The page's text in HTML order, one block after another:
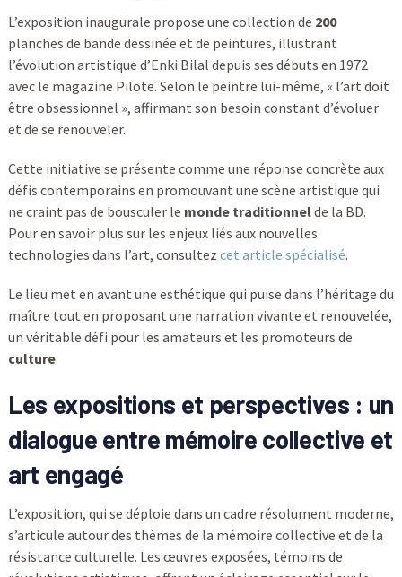
L’exposition inaugurale propose une collection de 200
planches de bande dessinée et de peintures, illustrant
l’évolution artistique d’Enki Bilal depuis ses débuts en 1972
avec le magazine Pilote. Selon le peintre lui-même, « l’art doit
être obsessionnel », affirmant son besoin constant d’évoluer
et de se renouveler.
Cette initiative se présente comme une réponse concrète aux
défis contemporains en promouvant une scène artistique qui
ne craint pas de bousculer le monde traditionnelde la BD.
Pour en savoir plus sur les enjeux liés aux nouvelles
technologies dans l’art, consultez cet article spécialisé.
Le lieu met en avant une esthétique qui puise dans l’héritage du
maître tout en proposant une narration vivante et renouvelée,
un véritable défi pour les amateurs et les promoteurs de
culture.
Les expositions et perspectives : un
dialogue entre mémoire collective et
art engagé
L’exposition, qui se déploie dans un cadre résolument moderne,
s’articule autour des thèmes de la mémoire collective et de la
résistance culturelle. Les œuvres exposées, témoins de